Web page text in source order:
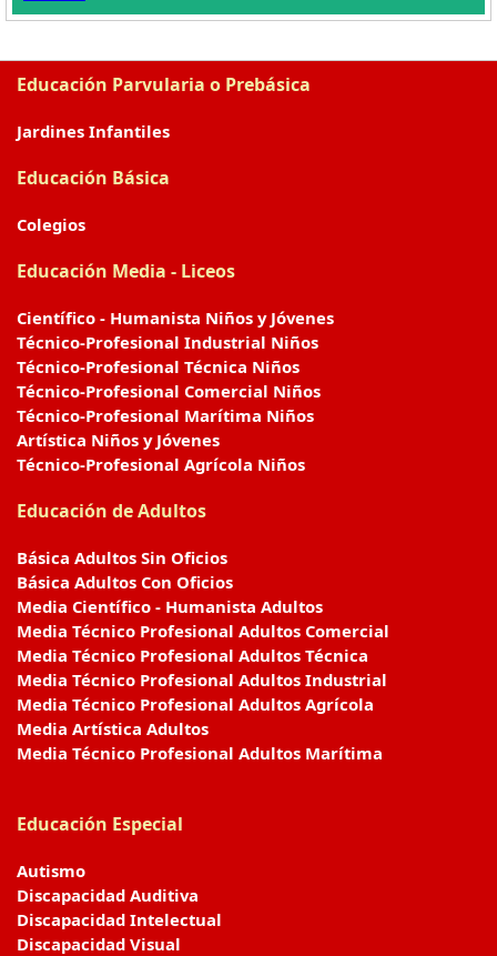
Educación Parvularia o Prebásica
Jardines Infantiles
Educación Básica
Colegios
Educación Media - Liceos
Científico - Humanista Niños y Jóvenes
Técnico-Profesional Industrial Niños
Técnico-Profesional Técnica Niños
Técnico-Profesional Comercial Niños
Técnico-Profesional Marítima Niños
Artística Niños y Jóvenes
Técnico-Profesional Agrícola Niños
Educación de Adultos
Básica Adultos Sin Oficios
Básica Adultos Con Oficios
Media Científico - Humanista Adultos
Media Técnico Profesional Adultos Comercial
Media Técnico Profesional Adultos Técnica
Media Técnico Profesional Adultos Industrial
Media Técnico Profesional Adultos Agrícola
Media Artística Adultos
Media Técnico Profesional Adultos Marítima
Educación Especial
Autismo
Discapacidad Auditiva
Discapacidad Intelectual
Discapacidad Visual